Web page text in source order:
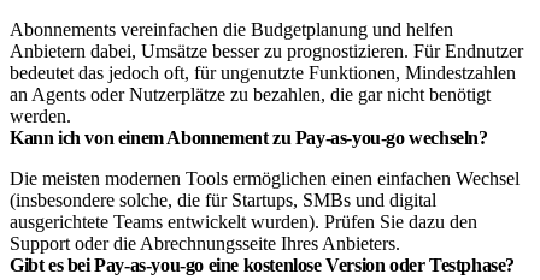
Abonnements vereinfachen die Budgetplanung und helfen
Anbietern dabei, Umsätze besser zu prognostizieren. Für Endnutzer
bedeutet das jedoch oft, für ungenutzte Funktionen, Mindestzahlen
an Agents oder Nutzerplätze zu bezahlen, die gar nicht benötigt
werden.
Kann ich von einem Abonnement zu Pay-as-you-go wechseln?
Die meisten modernen Tools ermöglichen einen einfachen Wechsel
(insbesondere solche, die für Startups, SMBs und digital
ausgerichtete Teams entwickelt wurden). Prüfen Sie dazu den
Support oder die Abrechnungsseite Ihres Anbieters.
Gibt es bei Pay-as-you-go eine kostenlose Version oder Testphase?